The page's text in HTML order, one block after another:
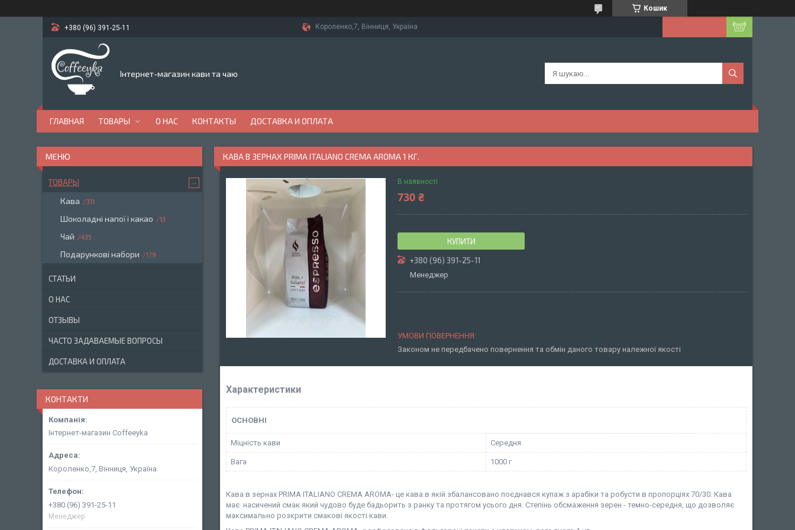
Кошик
+380 (96) 391-25-11 Короленко,7, Вінниця, Україна
Інтернет-магазин кави та чаю
ГЛАВНАЯ ТОВАРЫ О НАС КОНТАКТЫ ДОСТАВКА И ОПЛАТА
КАВА В ЗЕРНАХ PRIMA ITALIANO CREMA AROMA 1 КГ.
В наявності
730 ₴
КУПИТИ
+380 (96) 391-25-11
Менеджер
Законом не передбачено повернення та обмін даного товару належної якості
Характеристики
ОСНОВНІ
Міцність кави Середня
Вага 1000 г
Кава в зернах PRIMA ITALIANO CREMA AROMA- це кава в якій збалансовано поєднався купаж з арабіки та робусти в пропорціях 70/30. Кава
має насичений смак який чудово буде бадьорить з ранку та протягом усього дня. Степінь обсмаження зерен - темно-середня, що дозволяє
максимально розкрити смакові якості кави.
ТОВАРЫ
Кава 311
Шоколадні напої і какао 13
Чай 435
Подарункові набори 179
СТАТЬИ
О НАС
ОТЗЫВЫ
ЧАСТО ЗАДАВАЕМЫЕ ВОПРОСЫ
ДОСТАВКА И ОПЛАТА
КОНТАКТИ
Інтернет-магазин Coffeeyka
Короленко,7, Вінниця, Україна
+380 (96) 391-25-11
Менеджер